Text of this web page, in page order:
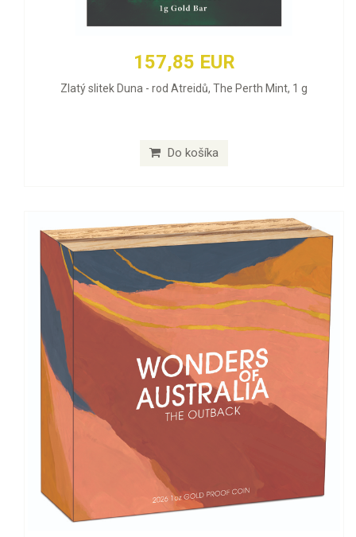
157,85 EUR
Zlatý slitek Duna - rod Atreidů, The Perth Mint, 1 g
Do košíka